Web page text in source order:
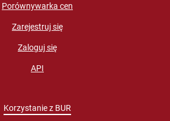
Porównywarka cen
Zarejestruj się
Zaloguj się
API
Korzystanie z BUR